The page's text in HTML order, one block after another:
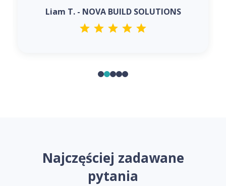
Liam T. - NOVA BUILD SOLUTIONS
Najczęściej zadawane
pytania